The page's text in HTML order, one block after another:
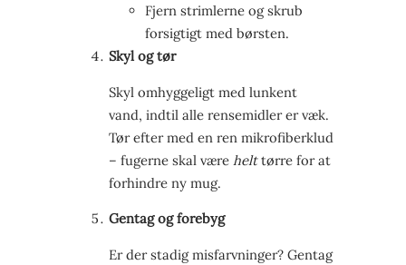
Fjern strimlerne og skrub
forsigtigt med børsten.
Skyl og tør
Skyl omhyggeligt med lunkent
vand, indtil alle rensemidler er væk.
Tør efter med en ren mikrofiberklud
– fugerne skal være helttørre for at
forhindre ny mug.
Gentag og forebyg
Er der stadig misfarvninger? Gentag